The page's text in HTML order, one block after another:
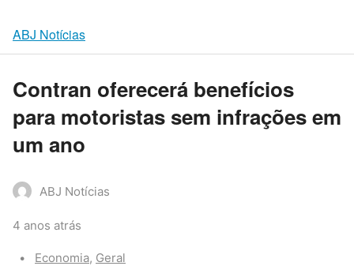
ABJ Notícias
Contran oferecerá benefícios
para motoristas sem infrações em
um ano
ABJ Notícias
4 anos atrás
Categories:
Economia, Geral